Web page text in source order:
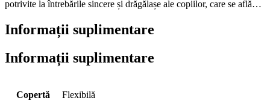
potrivite la întrebările sincere și drăgălașe ale copiilor, care se află…
Informații suplimentare
Informații suplimentare
Copertă Flexibilă